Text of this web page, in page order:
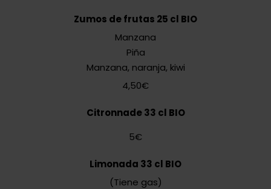
Zumos de frutas 25 cl BIO
Manzana
Piña
Manzana, naranja, kiwi
4,50€
Citronnade 33 cl BIO
5€
Limonada 33 cl BIO
(Tiene gas)